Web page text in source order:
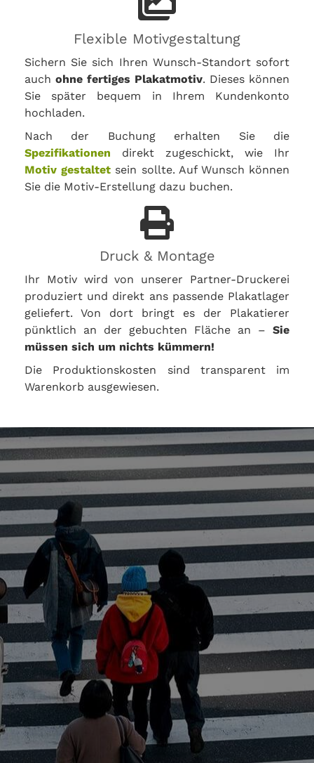
Flexible Motivgestaltung
Sichern Sie sich Ihren Wunsch-Standort sofort
auch ohne fertiges Plakatmotiv. Dieses können
Sie später bequem in Ihrem Kundenkonto
hochladen.
Nach der Buchung erhalten Sie die
Spezifikationen direkt zugeschickt, wie Ihr
Motiv gestaltet sein sollte. Auf Wunsch können
Sie die Motiv-Erstellung dazu buchen.
Druck & Montage
Ihr Motiv wird von unserer Partner-Druckerei
produziert und direkt ans passende Plakatlager
geliefert. Von dort bringt es der Plakatierer
pünktlich an der gebuchten Fläche an – Sie
müssen sich um nichts kümmern!
Die Produktionskosten sind transparent im
Warenkorb ausgewiesen.